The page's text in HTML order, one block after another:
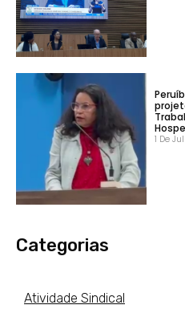
1 De
Categorias
Atividade Sindical